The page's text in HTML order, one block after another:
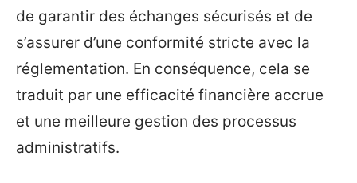
de garantir des échanges sécurisés et de
s’assurer d’une conformité stricte avec la
réglementation. En conséquence, cela se
traduit par une efficacité financière accrue
et une meilleure gestion des processus
administratifs.